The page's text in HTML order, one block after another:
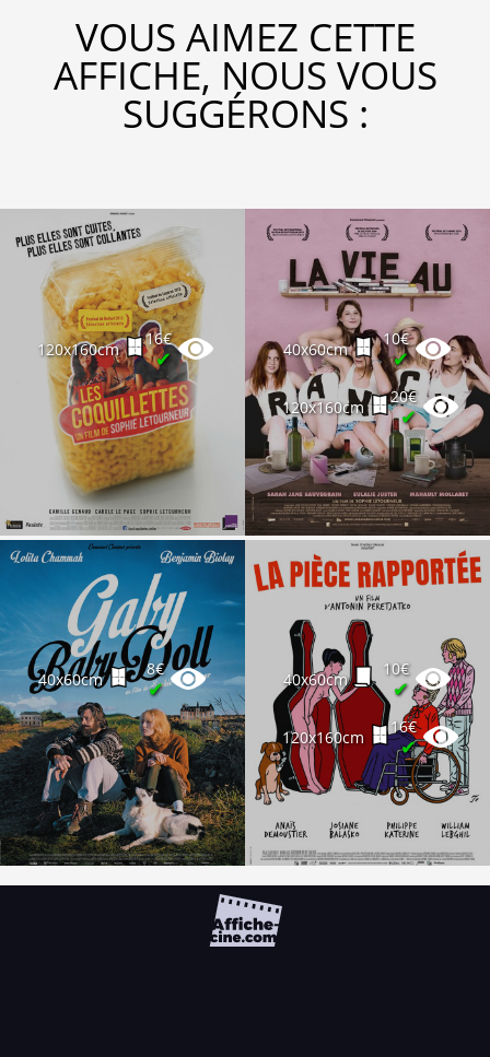
VOUS AIMEZ CETTE
AFFICHE, NOUS VOUS
SUGGÉRONS :
120x160cm
16€
✔ 40x60cm
10€
✔
120x160cm
20€
✔
40x60cm
8€
✔ 40x60cm
10€
✔
120x160cm
16€
✔